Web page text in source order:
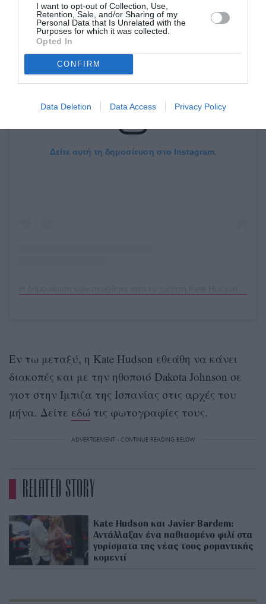
I want to opt-out of Collection, Use,
Retention, Sale, and/or Sharing of my
Personal Data that Is Unrelated with the
Purposes for which it was collected.
Opted In
CONFIRM
Data Deletion Data Access Privacy Policy
Δείτε αυτή τη δημοσίευση στο Instagram.
Εν τω μεταξύ, η Kate Hudson εθεάθη να κάνει
διακοπές και με την ηθοποιό Dakota Johnson σε
γιοτ στην Ίμπιζα της Ισπανίας στις αρχές του
μήνα. Δείτε εδώ τις φωτογραφίες τους.
ADVERTISEMENT - CONTINUE READING BELOW
RELATED STORY
Kate Hudson και Javier Bardem:
Αντάλλαξαν ένα παθιασμένο φιλί στα
γυρίσματα της νέας τους ρομαντικής
κομεντί